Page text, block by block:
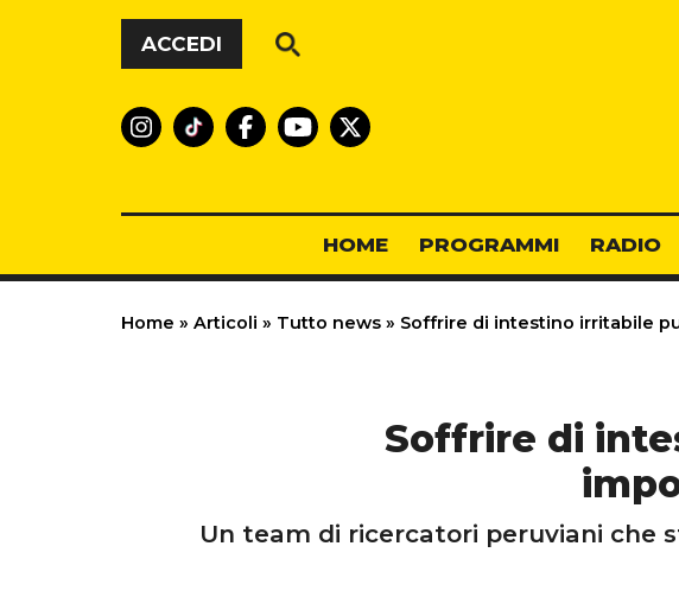
Vai al contenuto
ACCEDI
HOME PROGRAMMI RADIO
Home » Articoli » Tutto news » Soffrire di intestino irritabile
Soffrire di
Un team di ricercatori peruviani che